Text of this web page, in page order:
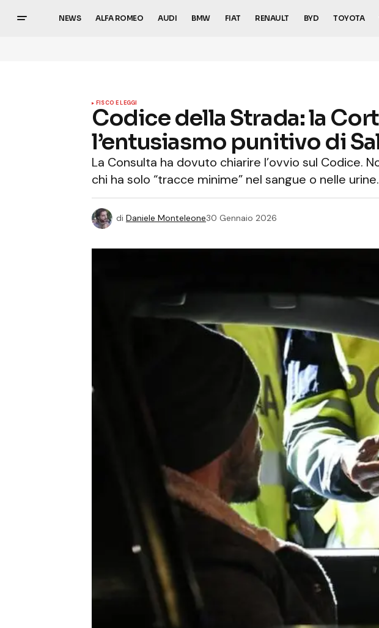
NEWS ALFA ROMEO AUDI BMW FIAT RENAULT BYD TOYOTA
FISCO E LEGGI
Codice della Strada: la
l’entusiasmo punitivo di
La Consulta ha dovuto chiarire l’ovvio sul Codice.
chi ha solo “tracce minime” nel sangue o nelle urine.
di Daniele Monteleone30 Gennaio 2026